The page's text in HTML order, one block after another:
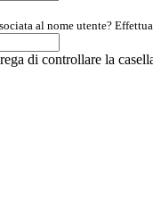
al nome utente?
di controllare la